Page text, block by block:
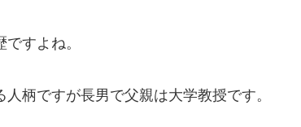
すよね。
人柄ですが長男で父親は大学教授です。